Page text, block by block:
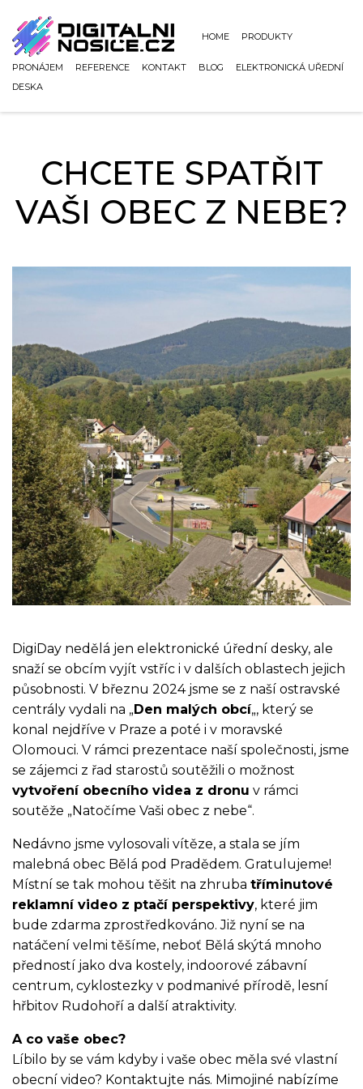
HOME PRODUKTY
PRONÁJEM REFERENCE KONTAKT BLOG
ELEKTRONICKÁ UŘEDNÍ
DESKA
CHCETE SPATŘIT
VAŠI OBEC Z NEBE?
DigiDay nedělá jen elektronické úřední desky, ale
snaží se obcím vyjít vstříc i v dalších oblastech jejich
působnosti. V březnu 2024 jsme se z naší ostravské
centrály vydali na „Den malých obcí„, který se
konal nejdříve v Praze a poté i v moravské
Olomouci. V rámci prezentace naší společnosti, jsme
se zájemci z řad starostů soutěžili o možnost
vytvoření obecního videa z dronu v rámci
soutěže „Natočíme Vaši obec z nebe“.
Nedávno jsme vylosovali vítěze, a stala se jím
malebná obec Bělá pod Pradědem. Gratulujeme!
Místní se tak mohou těšit na zhruba tříminutové
reklamní video z ptačí perspektivy, které jim
bude zdarma zprostředkováno. Již nyní se na
natáčení velmi těšíme, neboť Bělá skýtá mnoho
předností jako dva kostely, indoorové zábavní
centrum, cyklostezky v podmanivé přírodě, lesní
hřbitov Rudohoří a další atraktivity.
A co vaše obec?
Líbilo by se vám kdyby i vaše obec měla své vlastní
obecní video? Kontaktujte nás. Mimojiné nabízíme